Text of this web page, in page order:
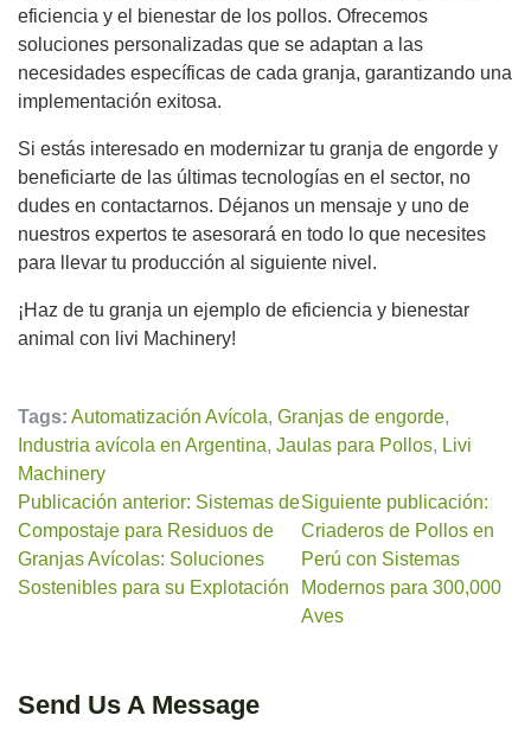
eficiencia y el bienestar de los pollos. Ofrecemos
soluciones personalizadas que se adaptan a las
necesidades específicas de cada granja, garantizando una
implementación exitosa.
Si estás interesado en modernizar tu granja de engorde y
beneficiarte de las últimas tecnologías en el sector, no
dudes en contactarnos. Déjanos un mensaje y uno de
nuestros expertos te asesorará en todo lo que necesites
para llevar tu producción al siguiente nivel.
¡Haz de tu granja un ejemplo de eficiencia y bienestar
animal con livi Machinery!
Tags: Automatización Avícola, Granjas de engorde,
Industria avícola en Argentina, Jaulas para Pollos, Livi
Machinery
Publicación anterior: Sistemas de
Compostaje para Residuos de
Granjas Avícolas: Soluciones
Sostenibles para su Explotación
Siguiente publicación:
Criaderos de Pollos en
Perú con Sistemas
Modernos para 300,000
Aves
Send Us A Message